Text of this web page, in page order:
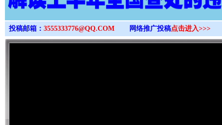
投稿邮箱： 3555333776@QQ.COM 网络推广投稿点击进入>>>